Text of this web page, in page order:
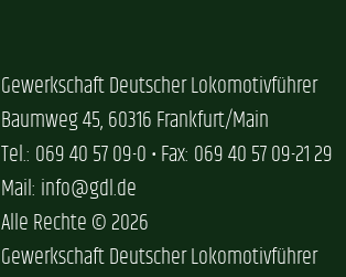
Gewerkschaft Deutscher Lokomotivführer
Baumweg 45, 60316 Frankfurt/Main
Tel.: 069 40 57 09-0 • Fax: 069 40 57 09-21 29
Mail: info@gdl.de
Alle Rechte © 2026
Gewerkschaft Deutscher Lokomotivführer